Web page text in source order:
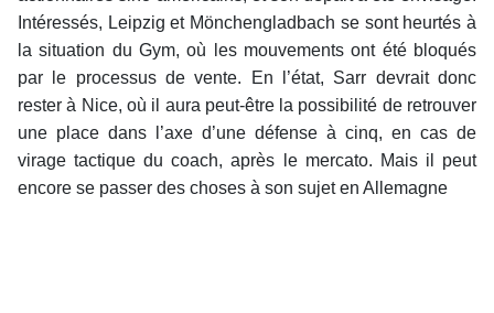
Intéressés, Leipzig et Mönchengladbach se sont heurtés à
la situation du Gym, où les mouvements ont été bloqués
par le processus de vente. En l’état, Sarr devrait donc
rester à Nice, où il aura peut-être la possibilité de retrouver
une place dans l’axe d’une défense à cinq, en cas de
virage tactique du coach, après le mercato. Mais il peut
encore se passer des choses à son sujet en Allemagne